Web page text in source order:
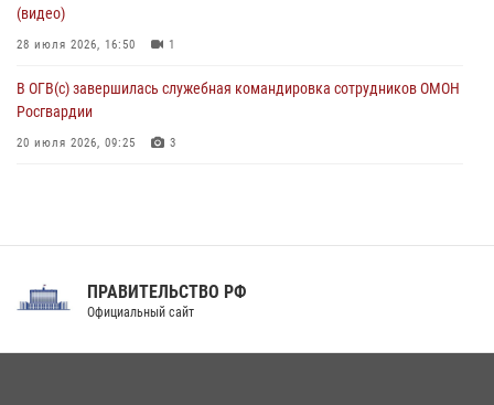
(видео)
28 июля 2026, 16:50 1
В ОГВ(с) завершилась служебная командировка сотрудников ОМОН
Росгвардии
20 июля 2026, 09:25 3
Праздник «Один день с Росгвардией» к 105-летию Центрального
ПРАВИТЕЛЬСТВО РФ
Официальный сайт